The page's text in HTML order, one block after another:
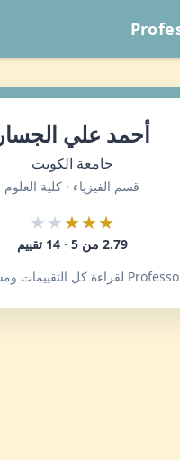
أحمد علي الجسار
جامعة الكويت
قسم الفيزياء · كلية العلوم
★★★
★★
2.79 من 5 · 14 تقييم